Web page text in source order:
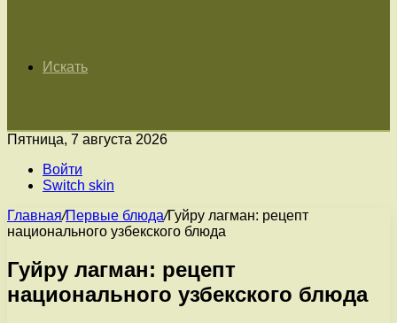
Искать
Пятница, 7 августа 2026
Войти
Switch skin
Главная/Первые блюда/Гуйру лагман: рецепт
национального узбекского блюда
Гуйру лагман: рецепт
национального узбекского блюда